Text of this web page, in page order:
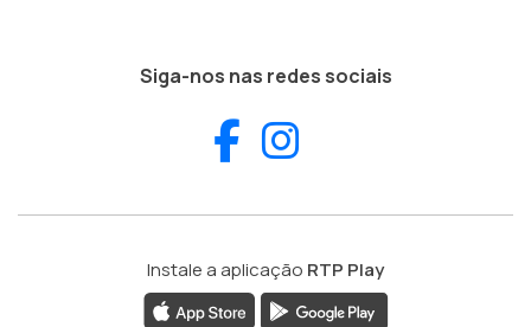
Siga-nos nas redes sociais
Facebook
Instale a aplicação RTP Play